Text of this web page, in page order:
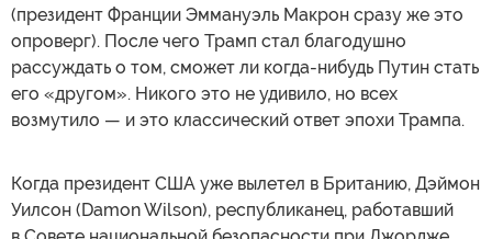
(президент Франции Эммануэль Макрон сразу же это
опроверг). После чего Трамп стал благодушно
рассуждать о том, сможет ли когда-нибудь Путин стать
его «другом». Никого это не удивило, но всех
возмутило — и это классический ответ эпохи Трампа.
Когда президент США уже вылетел в Британию, Дэймон
Уилсон (Damon Wilson), республиканец, работавший